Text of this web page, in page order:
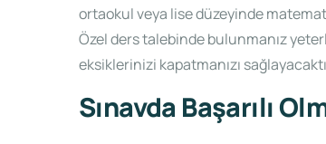
ortaokul veya lise düzeyinde
Özel ders talebinde bulunmanız
eksiklerinizi kapatmanızı
Sınavda Başarılı